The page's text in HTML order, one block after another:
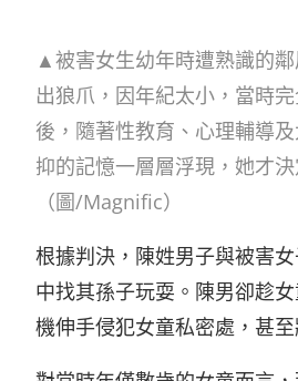
▲被害女生幼年時遭熟識的
出狼爪，因年紀太小，當時
後，隨著性教育、心理輔導
抑的記憶一層層浮現，她才
（圖/Magnific）
根據判決，陳姓男子與被害
中找其孫子玩耍。陳男卻趁
機伸手侵犯女童私密處，甚